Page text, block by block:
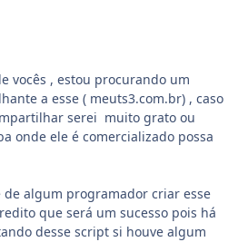
vocês , estou procurando um
a esse ( meuts3.com.br) , caso
serei muito grato ou
onde ele é comercializado possa
algum programador criar esse
que será um sucesso pois há
desse script si houve algum